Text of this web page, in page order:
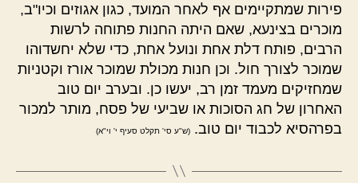
פירות שמתקיימים אף לאחר המועד, כגון אגוזים וכיו"ב,
מוכרים בצינעא, שאם היתה החנות פתוחה לרשות
הרבים, פותח דלת אחת ונועל אחת, כדי שלא יחשדוהו
שמוכר לצורך חול. וכן חנות מכולת שמוכר אורז וקטניות
שמחזיקים מעמד זמן רב, יעשו כן. ובערב יום טוב
האחרון של חג הסוכות או שביעי של פסח, מותר למכור
בפרהסיא לכבוד יום טוב. (ש"ע סי' תקלט סעיף י' וי"א)